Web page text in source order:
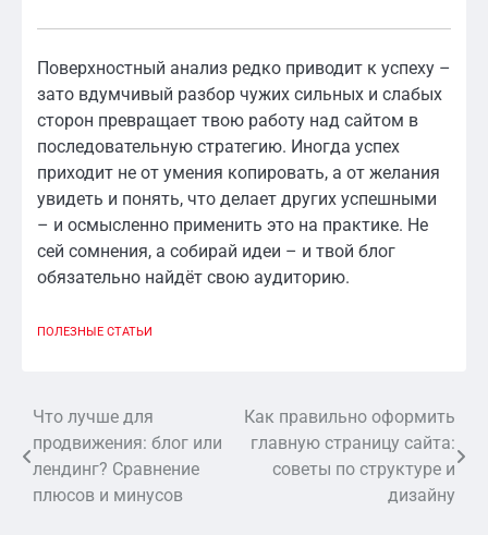
Поверхностный анализ редко приводит к успеху –
зато вдумчивый разбор чужих сильных и слабых
сторон превращает твою работу над сайтом в
последовательную стратегию. Иногда успех
приходит не от умения копировать, а от желания
увидеть и понять, что делает других успешными
– и осмысленно применить это на практике. Не
сей сомнения, а собирай идеи – и твой блог
обязательно найдёт свою аудиторию.
ПОЛЕЗНЫЕ СТАТЬИ
Навигация
по
записям
Что лучше для
продвижения: блог или
лендинг? Сравнение
плюсов и минусов
Как правильно оформить
главную страницу сайта:
советы по структуре и
дизайну